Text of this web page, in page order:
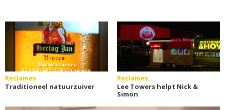
Reclames
Traditioneel natuurzuiver
Reclames
Lee Towers helpt Nick &
Simon